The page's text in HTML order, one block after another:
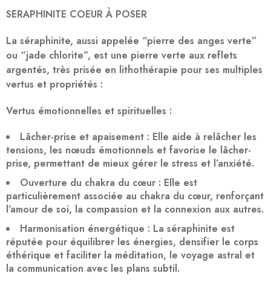
SERAPHINITE COEUR À POSER
La séraphinite, aussi appelée “pierre des anges verte”
ou “jade chlorite”, est une pierre verte aux reflets
argentés, très prisée en lithothérapie pour ses multiples
vertus et propriétés :
Vertus émotionnelles et spirituelles :
Lâcher-prise et apaisement : Elle aide à relâcher les
tensions, les nœuds émotionnels et favorise le lâcher-
prise, permettant de mieux gérer le stress et l’anxiété.
Ouverture du chakra du cœur : Elle est
particulièrement associée au chakra du cœur, renforçant
l’amour de soi, la compassion et la connexion aux autres.
Harmonisation énergétique : La séraphinite est
réputée pour équilibrer les énergies, densifier le corps
éthérique et faciliter la méditation, le voyage astral et
la communication avec les plans subtil.